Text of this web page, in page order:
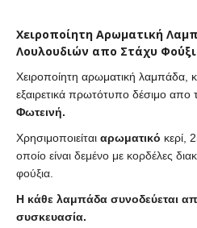
Χειροποίητη Αρωματική
Λουλουδιών απο Στάχυ
Χειροποίητη αρωματική λαμπάδα,
εξαιρετικά πρωτότυπο δέσιμο απο
Φωτεινή.
Χρησιμοποιείται αρωματικό κερί,
οποίο είναι δεμένο με κορδέλες
φούξια.
Η κάθε λαμπάδα συνοδεύεται
συσκευασία.